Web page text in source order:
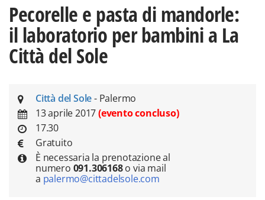
Pecorelle e pasta di mandorle:
il laboratorio per bambini a La
Città del Sole
Città del Sole- Palermo
13 aprile 2017(evento concluso)
17.30
Gratuito
È necessaria la prenotazione al
numero 091.306168o via mail
a palermo@cittadelsole.com